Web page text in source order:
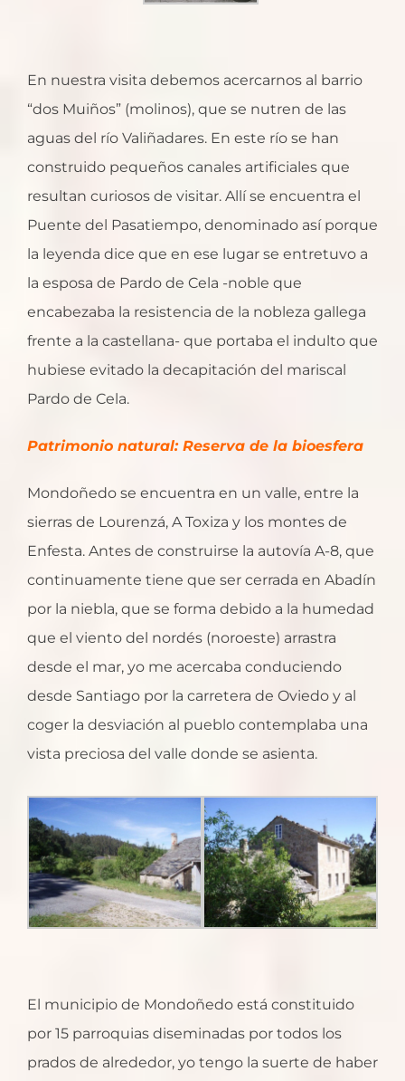
En nuestra visita debemos acercarnos al barrio
“dos Muiños” (molinos), que se nutren de las
aguas del río Valiñadares. En este río se han
construido pequeños canales artificiales que
resultan curiosos de visitar. Allí se encuentra el
Puente del Pasatiempo, denominado así porque
la leyenda dice que en ese lugar se entretuvo a
la esposa de Pardo de Cela -noble que
encabezaba la resistencia de la nobleza gallega
frente a la castellana- que portaba el indulto que
hubiese evitado la decapitación del mariscal
Pardo de Cela.
Patrimonio natural: Reserva de la bioesfera
Mondoñedo se encuentra en un valle, entre la
sierras de Lourenzá, A Toxiza y los montes de
Enfesta. Antes de construirse la autovía A-8, que
continuamente tiene que ser cerrada en Abadín
por la niebla, que se forma debido a la humedad
que el viento del nordés (noroeste) arrastra
desde el mar, yo me acercaba conduciendo
desde Santiago por la carretera de Oviedo y al
coger la desviación al pueblo contemplaba una
vista preciosa del valle donde se asienta.
El municipio de Mondoñedo está constituido
por 15 parroquias diseminadas por todos los
prados de alrededor, yo tengo la suerte de haber